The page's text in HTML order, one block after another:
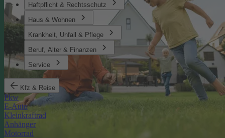
Haftpflicht & Rechtsschutz
Haus & Wohnen
Krankheit, Unfall & Pflege
Beruf, Alter & Finanzen
Service
Kfz & Reise
Pkw
E-Auto
Kleinkraftrad
Anhänger
Motorrad